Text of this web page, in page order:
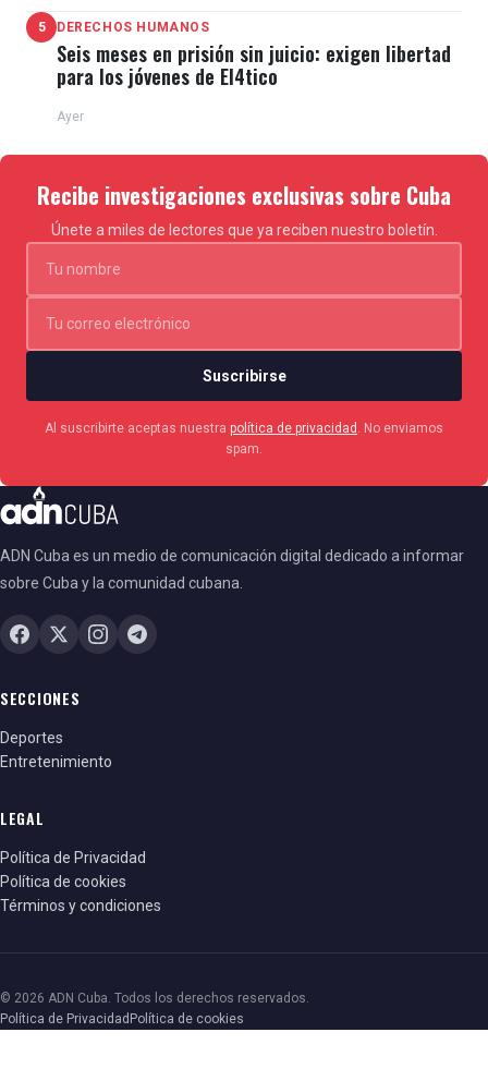
5 DERECHOS HUMANOS
Seis meses en prisión sin juicio: exigen libertad
para los jóvenes de El4tico
Ayer
Recibe investigaciones exclusivas sobre Cuba
Únete a miles de lectores que ya reciben nuestro boletín.
Suscribirse
Al suscribirte aceptas nuestra política de privacidad . No enviamos
spam.
ADN Cuba es un medio de comunicación digital dedicado a informar
sobre Cuba y la comunidad cubana.
SECCIONES
Deportes
Entretenimiento
LEGAL
Política de Privacidad
Política de cookies
Términos y condiciones
© 2026 ADN Cuba. Todos los derechos reservados.
Política de Privacidad Política de cookies